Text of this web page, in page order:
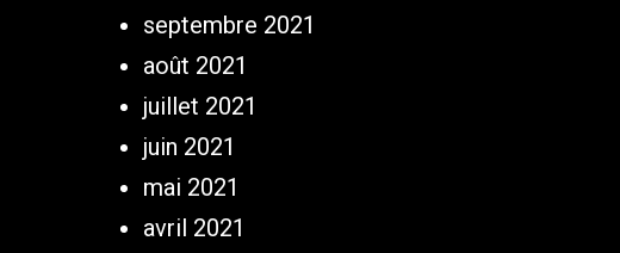
septembre 2021
août 2021
juillet 2021
juin 2021
mai 2021
avril 2021